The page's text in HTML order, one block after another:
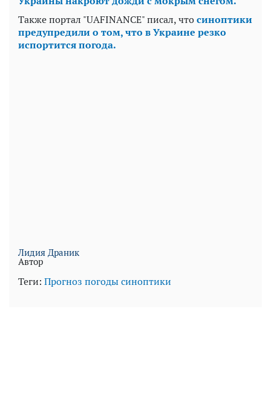
Также портал "UAFINANCE" писал, чтосиноптики
предупредили о том, что в Украине резко
испортится погода.
Лидия Драник
Автор
Теги: Прогноз погодысиноптики